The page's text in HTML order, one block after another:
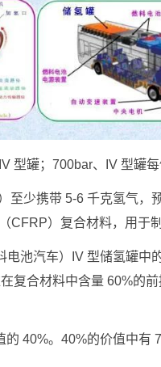
型罐；700bar、IV 型罐每
少携带 5-6 千克氢气，
CFRP）复合材料，用于
池汽车）IV 型储氢罐中
复合材料中含量 60%的
40%。40%的价值中有